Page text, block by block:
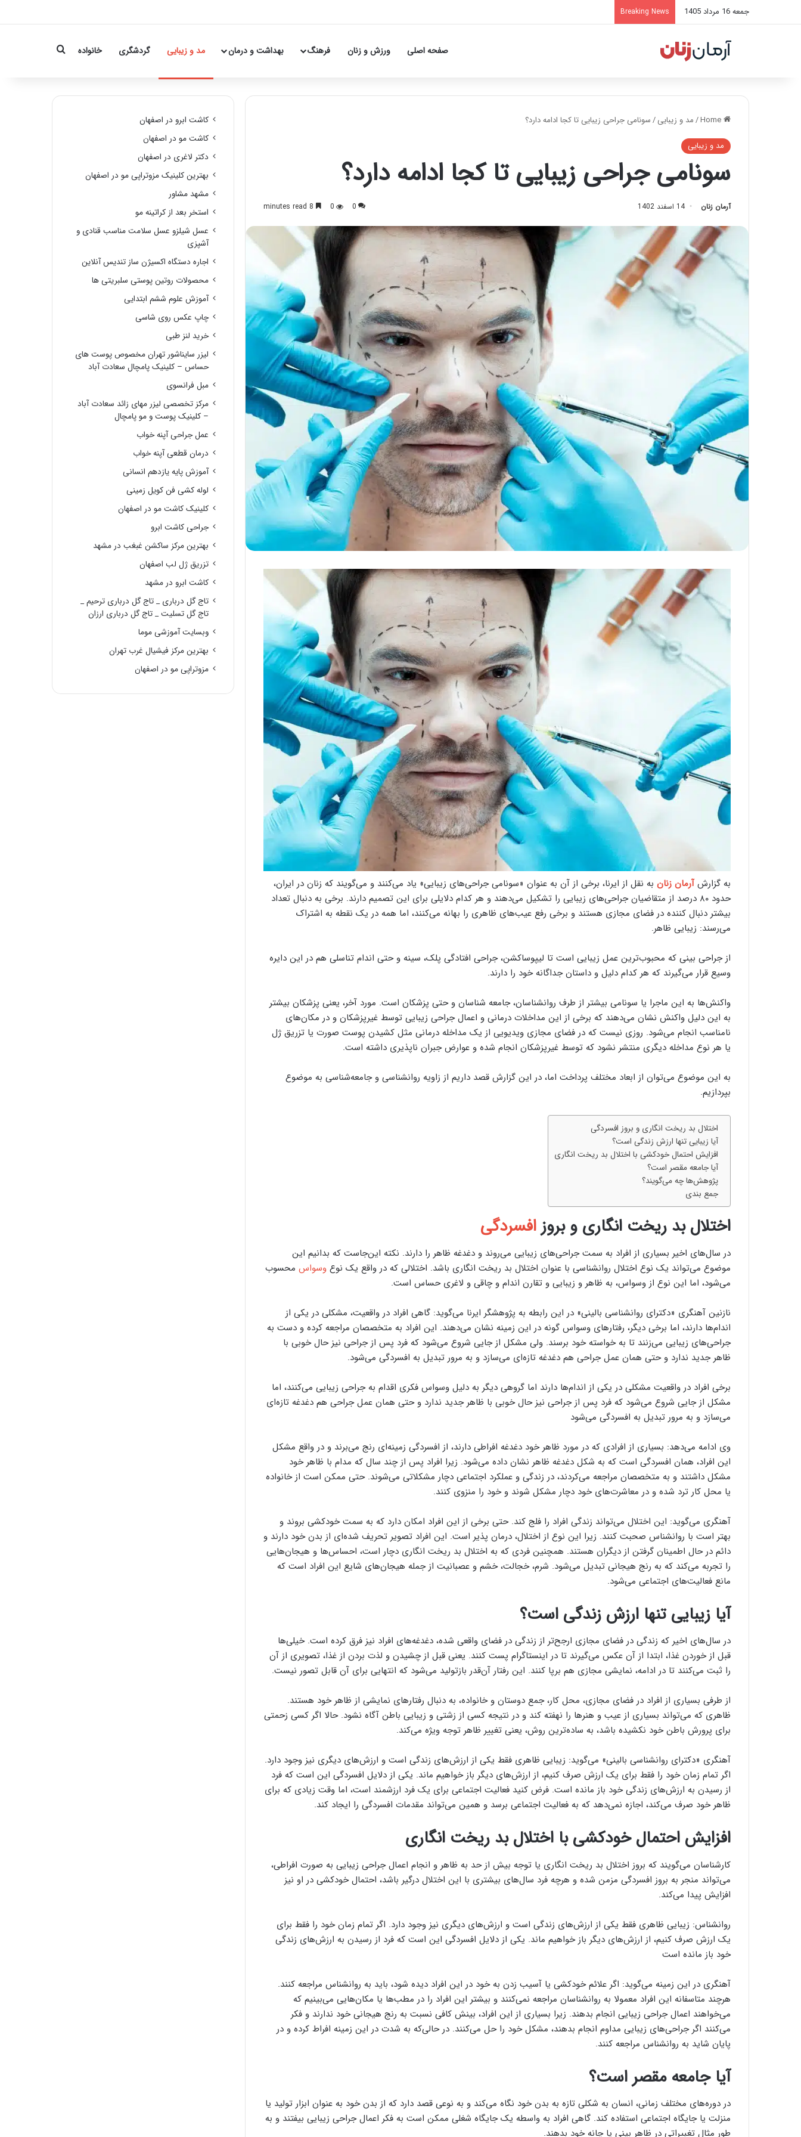
جمعه 16 مرداد 1405 Breaking News
صفحه اصلی ورزش و زنان فرهنگ بهداشت و درمان مد و زیبایی گردشگری خانواده Search for
/مد و زیبایی/سونامی جراحی زیبایی تا کجا ادامه دارد؟
مد و زیبایی
سونامی جراحی زیبایی تا کجا ادامه دارد؟
آرمان زنان 14 اسفند 1402 0
0
به گزارشآرمان زنان به نقل از ایرنا، برخی از آن به عنوان «سونامی جراحی‌های زیبایی» یاد می‌کنند و می‌گویند که زنان در ایران،
حدود ۸۰ درصد از متقاضیان جراحی‌های زیبایی را تشکیل می‌دهند و هر کدام دلایلی برای این تصمیم دارند. برخی به دنبال تعداد
بیشتر دنبال کننده در فضای مجازی هستند و برخی رفع عیب‌های ظاهری را بهانه می‌کنند، اما همه در یک نقطه به اشتراک
می‌رسند: زیبایی ظاهر.
از جراحی بینی که محبوب‌ترین عمل زیبایی است تا لیپوساکشن، جراحی افتادگی پلک، سینه و حتی اندام‌ تناسلی هم در این دایره
وسیع قرار می‌گیرند که هر کدام دلیل و داستان جداگانه خود را دارند.
واکنش‌ها به این ماجرا یا سونامی بیشتر از طرف روانشناسان، جامعه شناسان و حتی پزشکان است. مورد آخر، یعنی پزشکان بیشتر
به این دلیل واکنش نشان می‌دهند که برخی از این مداخلات درمانی و اعمال جراحی زیبایی توسط غیرپزشکان و در مکان‌های
نامناسب انجام می‌شود. روزی نیست که در فضای مجازی ویدیویی از یک مداخله درمانی مثل کشیدن پوست صورت یا تزریق ژل
یا هر نوع مداخله دیگری منتشر نشود که توسط غیرپزشکان انجام شده و عوارض جبران ناپذیری داشته است.
به این موضوع می‌توان از ابعاد مختلف پرداخت اما، در این گزارش قصد داریم از زاویه روانشناسی و جامعه‌شناسی به موضوع
بپردازیم.
اختلال بد ریخت انگاری و بروز افسردگی
آیا زیبایی تنها ارزش زندگی است؟
افزایش احتمال خودکشی با اختلال بد ریخت انگاری
آیا جامعه مقصر است؟
پژوهش‌ها چه می‌گویند؟
جمع بندی
اختلال بد ریخت انگاری و بروزافسردگی
در سال‌های اخیر بسیاری از افراد به سمت جراحی‌های زیبایی می‌روند و دغدغه ظاهر را دارند. نکته این‌جاست که بدانیم این
موضوع می‌تواند یک نوع اختلال روانشناسی با عنوان اختلال بد ریخت انگاری باشد. اختلالی که در واقع یک نوع وسواس محسوب
می‌شود، اما این نوع از وسواس، به ظاهر و زیبایی و تقارن اندام و چاقی و لاغری حساس است.
نازنین آهنگری «دکترای روانشناسی بالینی» در این رابطه به پژوهشگر ایرنا می‌گوید: گاهی افراد در واقعیت، مشکلی در یکی از
اندام‌ها دارند، اما برخی دیگر، رفتارهای وسواس گونه در این زمینه نشان می‌دهند. این افراد به متخصصان مراجعه کرده و دست به
جراحی‌های زیبایی می‌زنند تا به خواسته خود برسند. ولی مشکل از جایی شروع می‌شود که فرد پس از جراحی نیز حال خوبی با
ظاهر جدید ندارد و حتی همان عمل جراحی هم دغدغه تازه‌ای می‌سازد و به مرور تبدیل به افسردگی می‌شود.
برخی افراد در واقعیت مشکلی در یکی از اندام‌ها دارند اما گروهی دیگر به دلیل وسواس فکری اقدام به جراحی زیبایی می‌کنند، اما
مشکل از جایی شروع می‌شود که فرد پس از جراحی نیز حال خوبی با ظاهر جدید ندارد و حتی همان عمل جراحی هم دغدغه تازه‌ای
می‌سازد و به مرور تبدیل به افسردگی می‌شود
وی ادامه می‌دهد: بسیاری از افرادی که در مورد ظاهر خود دغدغه افراطی دارند، از افسردگی زمینه‌ای رنج می‌برند و در واقع مشکل
این افراد، همان افسردگی است که به شکل دغدغه ظاهر نشان داده می‌شود. زیرا افراد پس از چند سال که مدام با ظاهر خود
مشکل داشتند و به متخصصان مراجعه می‌کردند، در زندگی و عملکرد اجتماعی دچار مشکلاتی می‌شوند. حتی ممکن است از خانواده
یا محل کار ترد شده و در معاشرت‌های خود دچار مشکل شوند و خود را منزوی کنند.
آهنگری می‌گوید: این اختلال می‌تواند زندگی افراد را فلج کند. حتی برخی از این افراد امکان دارد که به سمت خودکشی بروند و
بهتر است با روانشناس صحبت کنند. زیرا این نوع از اختلال، درمان پذیر است. این افراد تصویر تحریف شده‌ای از بدن خود دارند و
دائم در حال اطمینان گرفتن از دیگران هستند. همچنین فردی که به اختلال بد ریخت انگاری دچار است، احساس‌ها و هیجان‌هایی
را تجربه می‌کند که به رنج هیجانی تبدیل می‌شود. شرم، خجالت، خشم و عصبانیت از جمله هیجان‌های شایع این افراد است که
مانع فعالیت‌های اجتماعی می‌شود.
آیا زیبایی تنها ارزش زندگی است؟
در سال‌های اخیر که زندگی در فضای مجازی ارجح‌تر از زندگی در فضای واقعی شده، دغدغه‌های افراد نیز فرق کرده است. خیلی‌ها
قبل از خوردن غذا، ابتدا از آن عکس می‌گیرند تا در اینستاگرام پست کنند. یعنی قبل از چشیدن و لذت بردن از غذا، تصویری از آن
را ثبت می‌کنند تا در ادامه، نمایشی مجازی هم برپا کنند. این رفتار آن‌قدر بازتولید می‌شود که انتهایی برای آن قابل تصور نیست.
از طرفی بسیاری از افراد در فضای مجازی، محل کار، جمع دوستان و خانواده، به دنبال رفتارهای نمایشی از ظاهر خود هستند.
ظاهری که می‌تواند بسیاری از عیب و هنرها را نهفته کند و در نتیجه کسی از زشتی و زیبایی باطن آگاه نشود. حالا اگر کسی زحمتی
برای پرورش باطن خود نکشیده باشد، به ساده‌ترین روش، یعنی تغییر ظاهر توجه ویژه می‌کند.
آهنگری «دکترای روانشناسی بالینی» می‌گوید: زیبایی ظاهری فقط یکی از ارزش‌های زندگی است و ارزش‌های دیگری نیز وجود دارد.
اگر تمام زمان خود را فقط برای یک ارزش صرف کنیم، از ارزش‌های دیگر باز خواهیم ماند. یکی از دلایل افسردگی این است که فرد
از رسیدن به ارزش‌های زندگی خود باز مانده است. فرض کنید فعالیت اجتماعی برای یک فرد ارزشمند است، اما وقت زیادی که برای
ظاهر خود صرف می‌کند، اجازه نمی‌دهد که به فعالیت اجتماعی برسد و همین می‌تواند مقدمات افسردگی را ایجاد کند.
افزایش احتمال خودکشی با اختلال بد ریخت انگاری
کارشناسان می‌گویند که بروز اختلال بد ریخت انگاری یا توجه بیش از حد به ظاهر و انجام اعمال جراحی زیبایی به صورت افراطی،
می‌تواند منجر به بروز افسردگی مزمن شده و هرچه فرد سال‌های بیشتری با این اختلال درگیر باشد، احتمال خودکشی در او نیز
افزایش پیدا می‌کند.
روانشناس: زیبایی ظاهری فقط یکی از ارزش‌های زندگی است و ارزش‌های دیگری نیز وجود دارد. اگر تمام زمان خود را فقط برای
یک ارزش صرف کنیم، از ارزش‌های دیگر باز خواهیم ماند. یکی از دلایل افسردگی این است که فرد از رسیدن به ارزش‌های زندگی
خود باز مانده است
آهنگری در این زمینه می‌گوید: اگر علائم خودکشی یا آسیب زدن به خود در این افراد دیده شود، باید به روانشناس مراجعه کنند.
هرچند متاسفانه این افراد معمولا به روانشناسان مراجعه نمی‌کنند و بیشتر این افراد را در مطب‌ها یا مکان‌هایی می‌بینیم که
می‌خواهند اعمال جراحی زیبایی انجام بدهند. زیرا بسیاری از این افراد، بینش کافی نسبت به رنج هیجانی خود ندارند و فکر
می‌کنند اگر جراحی‌های زیبایی مداوم انجام بدهند، مشکل خود را حل می‌کنند. در حالی‌که به شدت در این زمینه افراط کرده و در
پایان شاید به روانشناس مراجعه کنند.
آیا جامعه مقصر است؟
در دوره‌های مختلف زمانی، انسان به شکلی تازه به بدن خود نگاه می‌کند و به نوعی قصد دارد که از بدن خود به عنوان ابزار تولید یا
منزلت یا جایگاه اجتماعی استفاده کند. گاهی افراد به واسطه یک جایگاه شغلی ممکن است به فکر اعمال جراحی زیبایی بیفتند و به
طور مثال تغییراتی در ظاهر بینی یا چانه خود بدهند.
کاشت ابرو در اصفهان
کاشت مو در اصفهان
دکتر لاغری در اصفهان
بهترین کلینیک مزوتراپی مو در اصفهان
مشهد مشاور
استخر بعد از کراتینه مو
عسل شیلزو عسل سلامت مناسب قنادی و
آشپزی
اجاره دستگاه اکسیژن ساز تندیس آنلاین
محصولات روتین پوستی سلبریتی ها
آموزش علوم ششم ابتدایی
چاپ عکس روی شاسی
خرید لنز طبی
لیزر سایناشور تهران مخصوص پوست های
حساس – کلینیک پامچال سعادت آباد
مبل فرانسوی
مرکز تخصصی لیزر مهای زائد سعادت آباد
– کلینیک پوست و مو پامچال
عمل جراحی آپنه خواب
درمان قطعی آپنه خواب
آموزش پایه یازدهم انسانی
لوله کشی فن کویل زمینی
کلینیک کاشت مو در اصفهان
جراحی کاشت ابرو
بهترین مرکز ساکشن غبغب در مشهد
تزریق ژل لب اصفهان
کاشت ابرو در مشهد
تاج گل درباری _ تاج گل درباری ترحیم _
تاج گل تسلیت _ تاج گل درباری ارزان
وبسایت آموزشی موما
بهترین مرکز فیشیال غرب تهران
مزوتراپی مو در اصفهان